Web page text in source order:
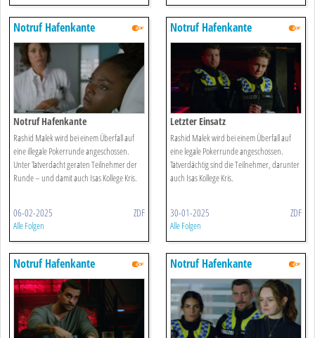
Notruf Hafenkante
Notruf Hafenkante
Rashid Malek wird bei einem Überfall auf
eine illegale Pokerrunde angeschossen.
Unter Tatverdacht geraten Teilnehmer der
Runde – und damit auch Isas Kollege Kris.
06-02-2025 ZDF
Alle Folgen
Notruf Hafenkante
Letzter Einsatz
Rashid Malek wird bei einem Überfall auf
eine legale Pokerrunde angeschossen.
Tatverdächtig sind die Teilnehmer, darunter
auch Isas Kollege Kris.
30-01-2025 ZDF
Alle Folgen
Notruf Hafenkante Notruf Hafenkante